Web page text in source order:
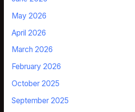
May 2026
April 2026
March 2026
February 2026
October 2025
September 2025